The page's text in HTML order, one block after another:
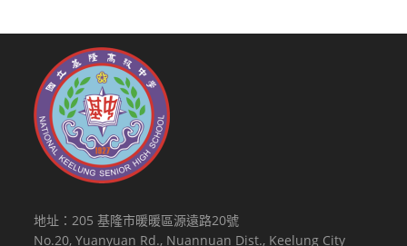
地址：205 基隆市暖暖區源遠路20號
No.20, Yuanyuan Rd., Nuannuan Dist., Keelung City